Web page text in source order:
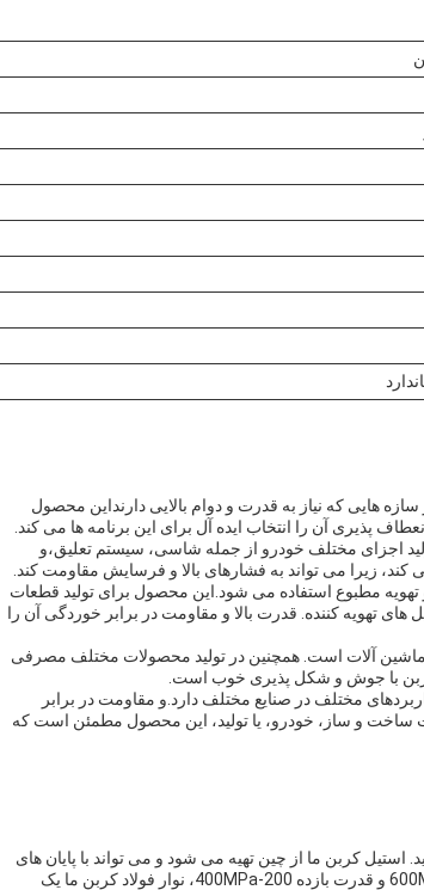
هایی که نیاز به قدرت و دوام بالایی دارنداین محصول
پذیری آن را انتخاب ایده آل برای این برنامه ها می کند.
اجزای مختلف خودرو از جمله شاسی، سیستم تعلیق،و
تهویه مطبوع استفاده می شود.این محصول برای تولید قطعات
تهویه کننده. قدرت بالا و مقاومت در برابر خوردگی آن را
ماشین آلات است. همچنین در تولید محصولات مختلف مصرفی
مختلف در صنایع مختلف دارد.و مقاومت در برابر
ساخت و ساز، خودرو، یا تولید، این محصول مطمئن است که
کربن ما از چین تهیه می شود و می تواند با پایان های
مختلف لبه مانند Slit، Round،یا بدهی شده. با یک محدوده کشش قدرت 400-600MPa و قدرت بازده 200-400MPa، نوار فولاد کربن ما یک